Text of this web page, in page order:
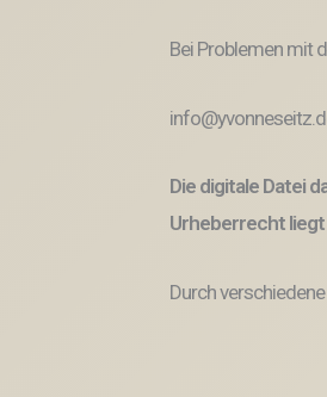
Bei Problemen mit
Die digitale Datei
Urheberrecht liegt
Durch